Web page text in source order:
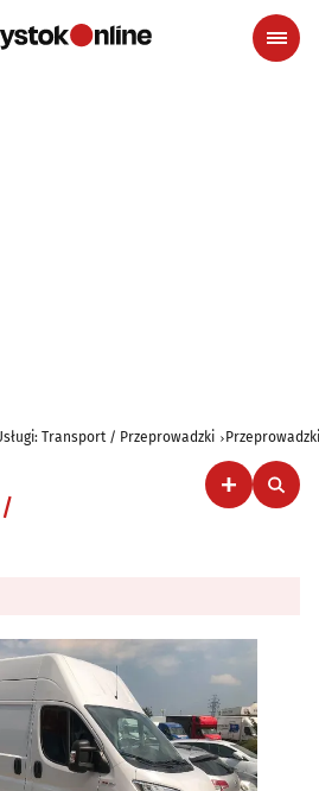
Transport / Przeprowadzki
/